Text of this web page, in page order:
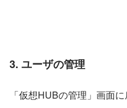
3. ユーザの管理
「仮想HUBの管理」画面